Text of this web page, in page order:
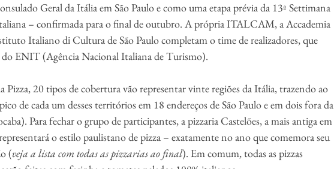
Geral da Itália em São Paulo e como uma etapa prévia da 13ª Settimana
– confirmada para o final de outubro. A própria ITALCAM, a Accademia
Italiano di Cultura de São Paulo completam o time de realizadores, que
ENIT (Agência Nacional Italiana de Turismo).
Pizza, 20 tipos de cobertura vão representar vinte regiões da Itália, trazendo ao
de cada um desses territórios em 18 endereços de São Paulo e em dois fora da
Para fechar o grupo de participantes, a pizzaria Castelões, a mais antiga em
o estilo paulistano de pizza – exatamente no ano que comemora seu
(veja a lista com todas as pizzarias ao final). Em comum, todas as pizzas